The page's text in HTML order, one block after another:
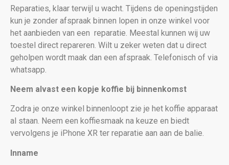
Reparaties, klaar terwijl u wacht. Tijdens de openingstijden
kun je zonder afspraak binnen lopen in onze winkel voor
het aanbieden van een reparatie. Meestal kunnen wij uw
toestel direct repareren. Wilt u zeker weten dat u direct
geholpen wordt maak dan een afspraak. Telefonisch of via
whatsapp.
Neem alvast een kopje koffie bij binnenkomst
Zodra je onze winkel binnenloopt zie je het koffie apparaat
al staan. Neem een koffiesmaak na keuze en biedt
vervolgens je iPhone XR ter reparatie aan aan de balie.
Inname